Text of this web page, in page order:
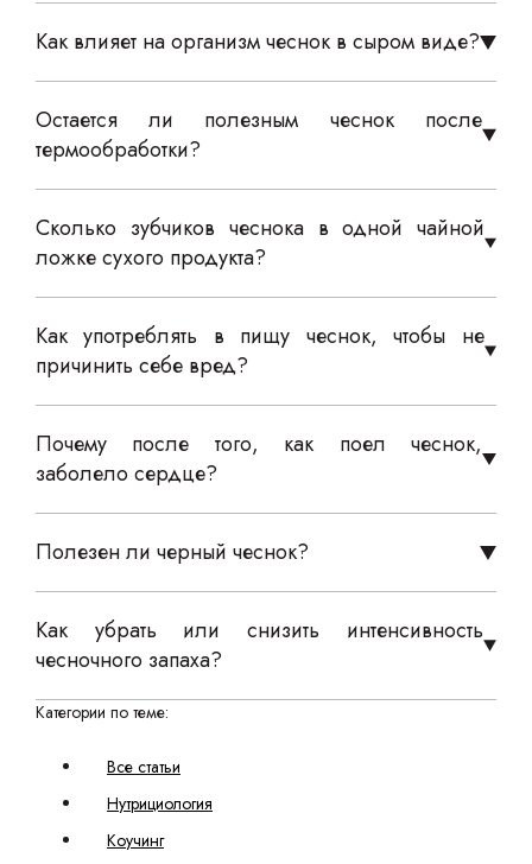
Как влияет на организм чеснок в сыром виде?
Остается ли полезным чеснок после
термообработки?
Сколько зубчиков чеснока в одной чайной
ложке сухого продукта?
Как употреблять в пищу чеснок, чтобы не
причинить себе вред?
Почему после того, как поел чеснок,
заболело сердце?
Полезен ли черный чеснок?
Как убрать или снизить интенсивность
чесночного запаха?
Категории по теме:
Все статьи
Нутрициология
Коучинг